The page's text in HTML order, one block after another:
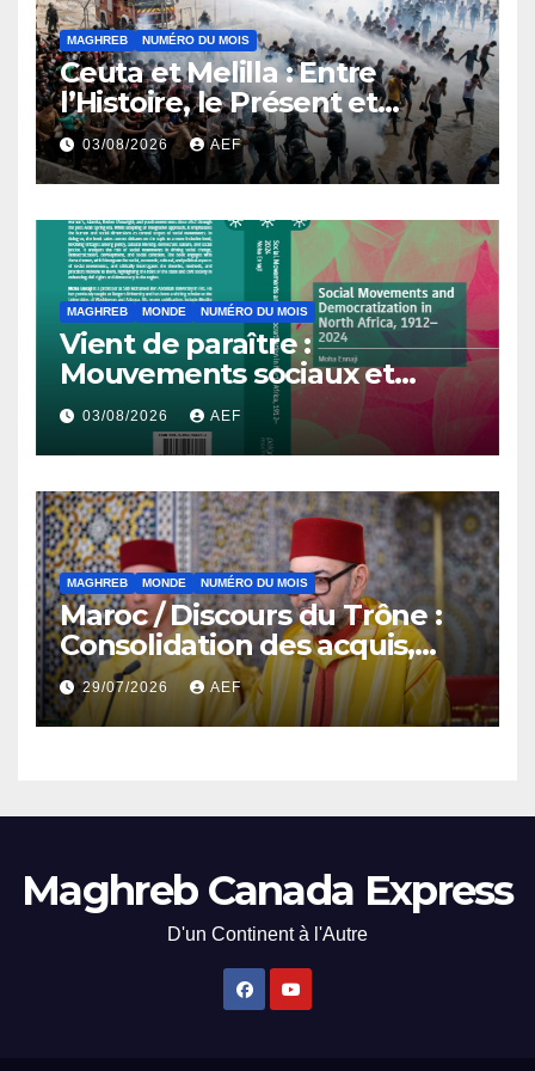
MAGHREB NUMÉRO DU MOIS
Ceuta et Melilla : Entre
l’Histoire, le Présent et
l’Avenir
03/08/2026 AEF
MAGHREB MONDE NUMÉRO DU MOIS
Vient de paraître :
Mouvements sociaux et
démocratisation en Afrique
du Nord, 1912-2024
03/08/2026 AEF
MAGHREB MONDE NUMÉRO DU MOIS
Maroc / Discours du Trône :
Consolidation des acquis,
résilience économique et
affirmation d’une
souveraineté stratégique
29/07/2026 AEF
Maghreb Canada Express
D'un Continent à l'Autre